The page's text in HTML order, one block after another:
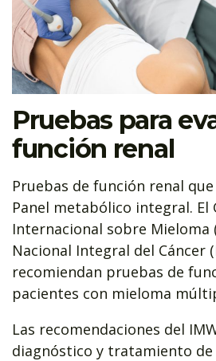
Pruebas para
función renal
Pruebas de función renal
Panel metabólico integral. El
Internacional sobre Mieloma
Nacional Integral del Cáncer
recomiendan pruebas de
pacientes con mieloma
Las recomendaciones del
diagnóstico y tratamiento de